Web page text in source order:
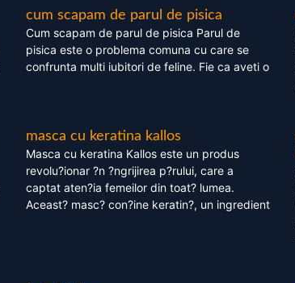
cum scapam de parul de pisica
Cum scapam de parul de pisica Parul de
pisica este o problema comuna cu care se
confrunta multi iubitori de feline. Fie ca aveti o
masca cu keratina kallos
Masca cu keratina Kallos este un produs
revolu?ionar ?n ?ngrijirea p?rului, care a
captat aten?ia femeilor din toat? lumea.
Aceast? masc? con?ine keratin?, un ingredient